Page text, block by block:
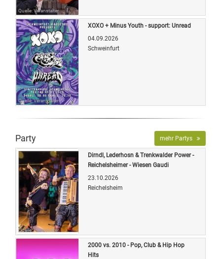
Quelle: Veranstalter
Quelle: Veranstalter
XOXO + Minus Youth - support: Unread
04.09.2026
Schweinfurt
Party mehr Partys
Quelle: Veranstalter
Dirndl, Lederhosn & Trenkwalder Power -
Reichelsheimer - Wiesen Gaudi
23.10.2026
Reichelsheim
2000 vs. 2010 - Pop, Club & Hip Hop
Hits